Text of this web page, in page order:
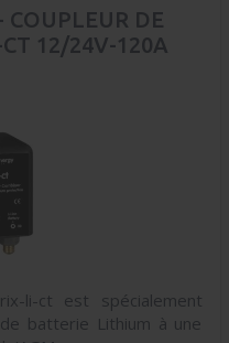
COUPLEUR DE
12/24V-120A
li-ct est spécialement
batterie Lithium à une